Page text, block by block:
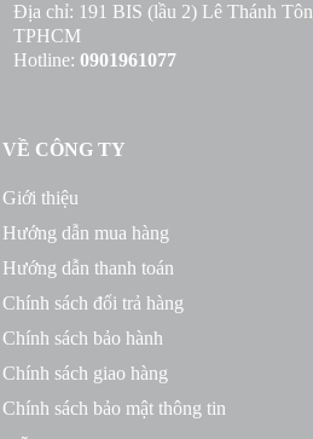
Địa chỉ: 191 BIS (lầu 2) Lê Thánh
TPHCM
Hotline:0901961077
VỀ CÔNG TY
Giới thiệu
Hướng dẫn mua hàng
Hướng dẫn thanh toán
Chính sách đổi trả hàng
Chính sách bảo hành
Chính sách giao hàng
Chính sách bảo mật thông tin